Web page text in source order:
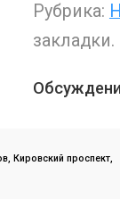
Рубрика:
закладки.
Кировский проспект,